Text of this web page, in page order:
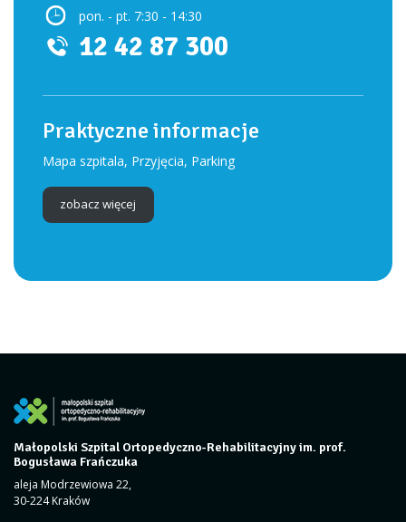
pon. - pt. 7:30 - 14:30
12 42 87 300
Praktyczne informacje
Mapa szpitala, Przyjęcia, Parking
zobacz więcej
Małopolski Szpital Ortopedyczno-Rehabilitacyjny im. prof.
Bogusława Frańczuka
aleja Modrzewiowa 22,
30-224 Kraków